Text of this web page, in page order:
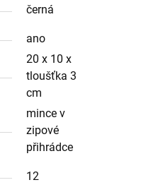
černá
ano
20 x 10 x
tloušťka 3
cm
mince v
zipové
přihrádce
12